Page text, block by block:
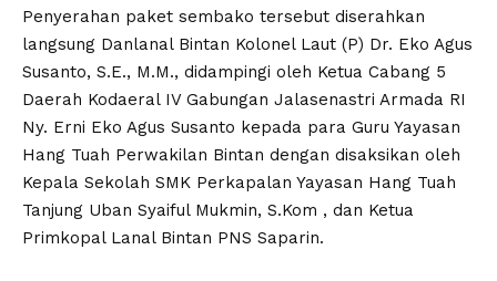
Penyerahan paket sembako tersebut diserahkan
langsung Danlanal Bintan Kolonel Laut (P) Dr. Eko Agus
Susanto, S.E., M.M., didampingi oleh Ketua Cabang 5
Daerah Kodaeral IV Gabungan Jalasenastri Armada RI
Ny. Erni Eko Agus Susanto kepada para Guru Yayasan
Hang Tuah Perwakilan Bintan dengan disaksikan oleh
Kepala Sekolah SMK Perkapalan Yayasan Hang Tuah
Tanjung Uban Syaiful Mukmin, S.Kom , dan Ketua
Primkopal Lanal Bintan PNS Saparin.